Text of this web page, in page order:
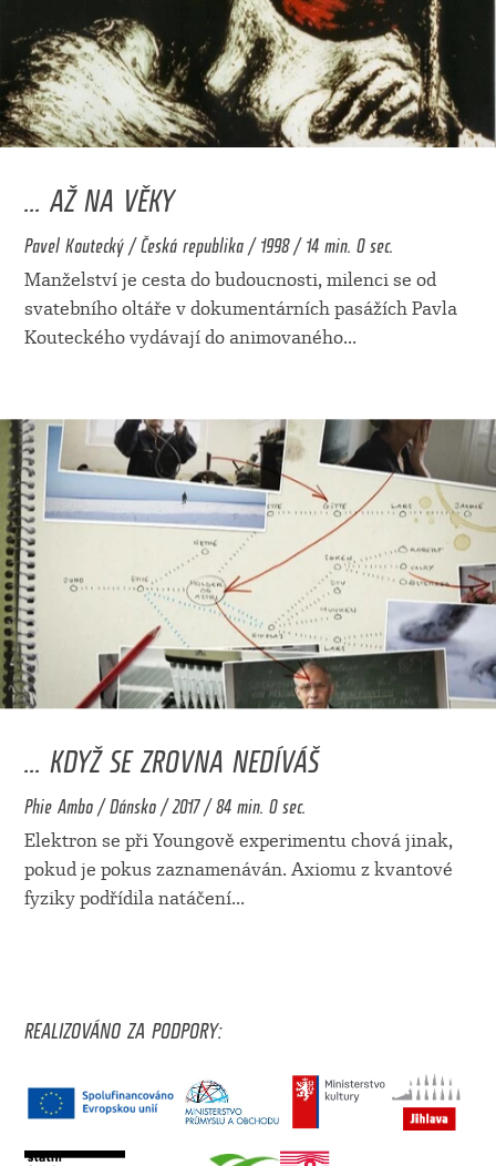
... AŽ NA VĚKY
Pavel Koutecký / Česká republika / 1998 / 14 min. 0 sec.
Manželství je cesta do budoucnosti, milenci se od
svatebního oltáře v dokumentárních pasážích Pavla
Kouteckého vydávají do animovaného...
... KDYŽ SE ZROVNA NEDÍVÁŠ
Phie Ambo / Dánsko / 2017 / 84 min. 0 sec.
Elektron se při Youngově experimentu chová jinak,
pokud je pokus zaznamenáván. Axiomu z kvantové
fyziky podřídila natáčení...
REALIZOVÁNO ZA PODPORY: